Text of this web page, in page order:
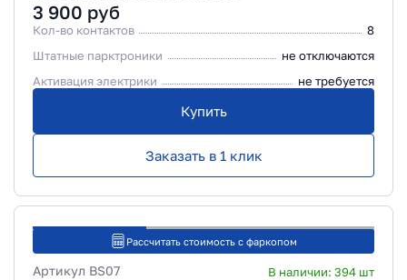
3 900 руб
Кол-во контактов
8
Штатные парктроники
не отключаются
Активация электрики
не требуется
Купить
Заказать в 1 клик
Рассчитать стоимость с фаркопом
Артикул BS07 В наличии: 394 шт